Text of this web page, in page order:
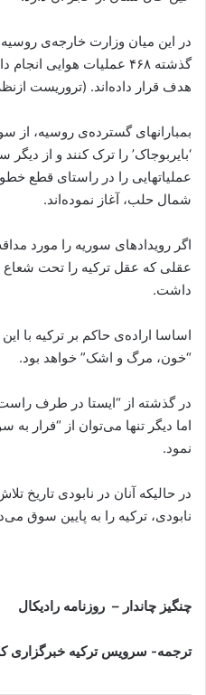
در این میان وزارت خارجەی روسیە
هدف قرار دادەاند. (تروریست
بمبارانهای گستردەی روسیە، از
‘بایربوجاک’ را ترک کنند و از
عملیاتهایی را در راستای قطع
شمال حلب، آغاز نمودەاند.
اگر رویدادهای سوریە را مورد
عقلی کە عقل ترکیە را تحت شعاع
داشت.
اساسا ارادەی حاکم بر ترکیە با
“خون، مرگ و اشک” خواهد بود.
در گذشتە از “ایستا در طرف
اما دیگر تنها می‌توان از “فرار بە
نمود.
در حالیکە آنان در نابودی تاریخ
نابودی، ترکیە را بە پایین سوق
چنگیز چاندار – روزنامه رادیکال
ترجمه- سرویس ترکیه خبرگزاری